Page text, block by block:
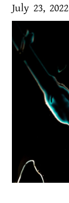
July 23, 2022